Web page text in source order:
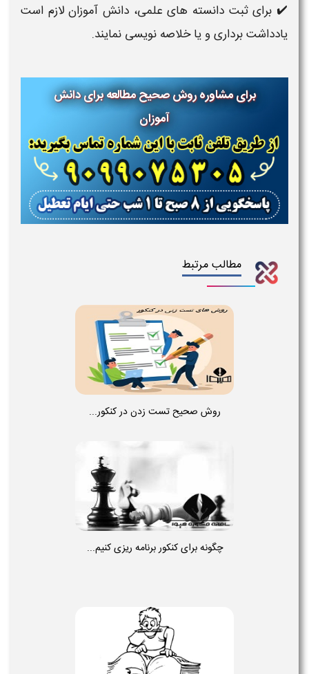
✔️ برای ثبت دانسته های علمی، دانش آموزان لازم است
یادداشت برداری و یا خلاصه نویسی نمایند.
برای مشاوره روش صحیح مطالعه برای دانش
آموزان
مطالب مرتبط
روش صحیح تست زدن در کنکور...
چگونه برای کنکور برنامه ریزی کنیم...